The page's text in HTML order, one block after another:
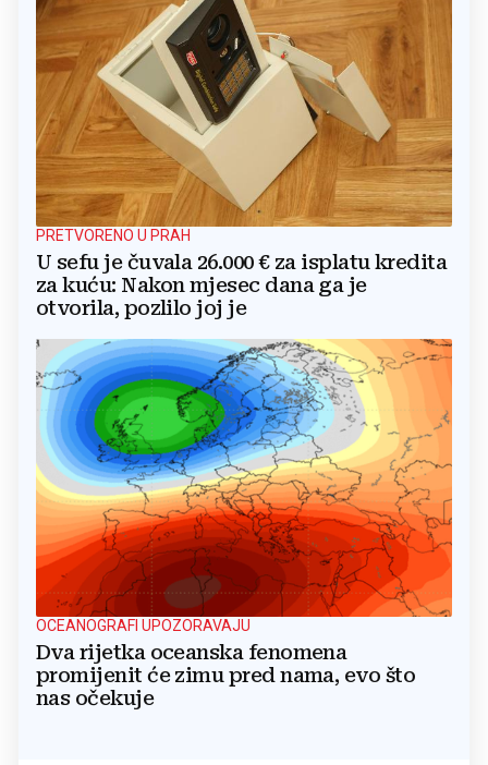
PRETVORENO U PRAH
U sefu je čuvala 26.000 € za isplatu kredita
za kuću: Nakon mjesec dana ga je
otvorila, pozlilo joj je
OCEANOGRAFI UPOZORAVAJU
Dva rijetka oceanska fenomena
promijenit će zimu pred nama, evo što
nas očekuje